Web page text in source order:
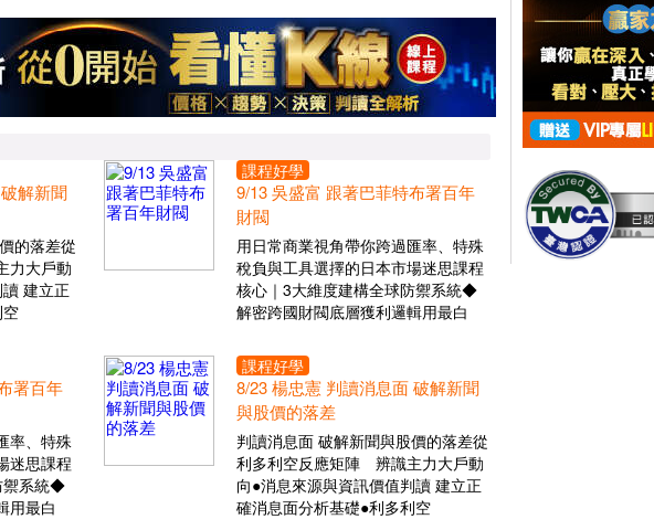
解新聞
的落差從
力大戶動
建立正
課程好學
9/13 吳盛富 跟著巴菲特布署百年
財閥
用日常商業視角帶你跨過匯率、特殊
稅負與工具選擇的日本市場迷思課程
核心｜3大維度建構全球防禦系統◆
解密跨國財閥底層獲利邏輯用最白
署百年
率、特殊
迷思課程
禦系統◆
用最白
課程好學
8/23 楊忠憲 判讀消息面 破解新聞
與股價的落差
判讀消息面 破解新聞與股價的落差從
利多利空反應矩陣 辨識主力大戶動
向●消息來源與資訊價值判讀 建立正
確消息面分析基礎●利多利空